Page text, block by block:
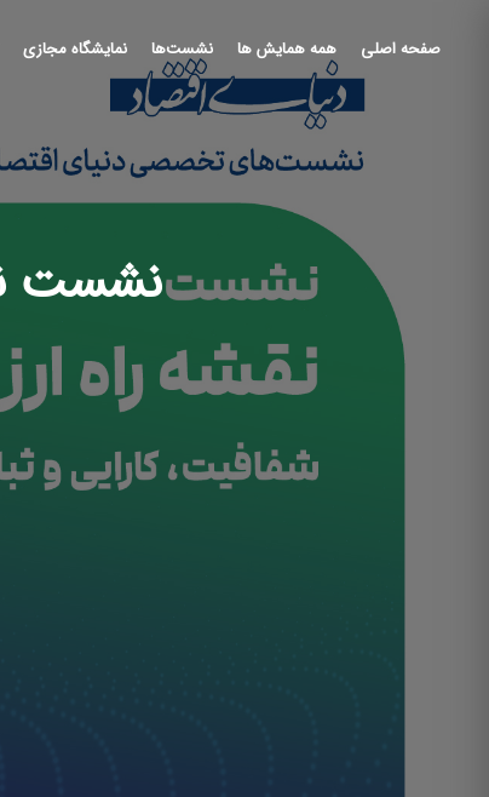
صفحه اصلی همه همایش ها نشست‌ها نمایشگاه مجازی
نشست